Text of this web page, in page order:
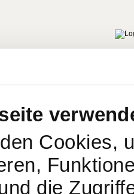
Cookies,
die